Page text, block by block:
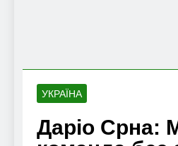
УКРАЇНА
Даріо Срна: